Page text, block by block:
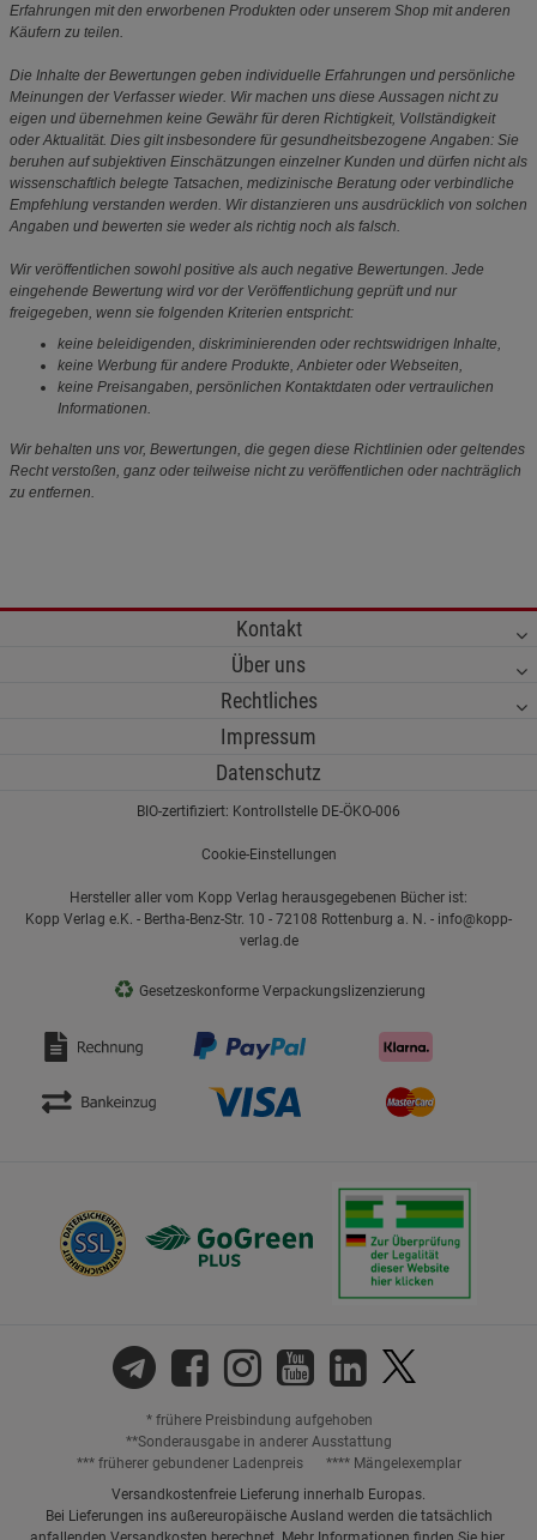
Erfahrungen mit den erworbenen Produkten oder unserem Shop mit anderen
Käufern zu teilen.
Die Inhalte der Bewertungen geben individuelle Erfahrungen und persönliche
Meinungen der Verfasser wieder. Wir machen uns diese Aussagen nicht zu
eigen und übernehmen keine Gewähr für deren Richtigkeit, Vollständigkeit
oder Aktualität. Dies gilt insbesondere für gesundheitsbezogene Angaben: Sie
beruhen auf subjektiven Einschätzungen einzelner Kunden und dürfen nicht als
wissenschaftlich belegte Tatsachen, medizinische Beratung oder verbindliche
Empfehlung verstanden werden. Wir distanzieren uns ausdrücklich von solchen
Angaben und bewerten sie weder als richtig noch als falsch.
Wir veröffentlichen sowohl positive als auch negative Bewertungen. Jede
eingehende Bewertung wird vor der Veröffentlichung geprüft und nur
freigegeben, wenn sie folgenden Kriterien entspricht:
keine beleidigenden, diskriminierenden oder rechtswidrigen Inhalte,
keine Werbung für andere Produkte, Anbieter oder Webseiten,
keine Preisangaben, persönlichen Kontaktdaten oder vertraulichen
Informationen.
Wir behalten uns vor, Bewertungen, die gegen diese Richtlinien oder geltendes
Recht verstoßen, ganz oder teilweise nicht zu veröffentlichen oder nachträglich
zu entfernen.
Kontakt
Über uns
Rechtliches
Impressum
Datenschutz
BIO-zertifiziert: Kontrollstelle DE-ÖKO-006
Cookie-Einstellungen
Hersteller aller vom Kopp Verlag herausgegebenen Bücher ist:
Kopp Verlag e.K. - Bertha-Benz-Str. 10 - 72108 Rottenburg a. N. - info@kopp-
verlag.de
♻ Gesetzeskonforme Verpackungslizenzierung
* frühere Preisbindung aufgehoben
**Sonderausgabe in anderer Ausstattung
*** früherer gebundener Ladenpreis
**** Mängelexemplar
Versandkostenfreie Lieferung innerhalb Europas.
Bei Lieferungen ins außereuropäische Ausland werden die tatsächlich